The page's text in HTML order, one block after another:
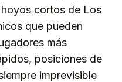
cortos de Los
que pueden
más
posiciones de
imprevisible